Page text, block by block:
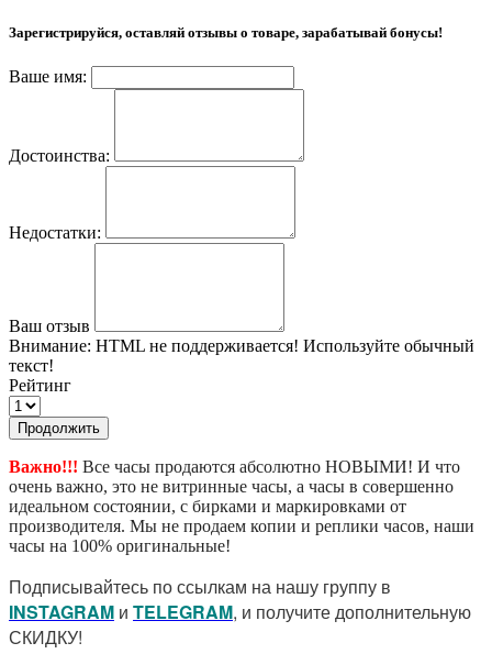
Зарегистрируйся, оставляй отзывы о товаре, зарабатывай бонусы!
Ваше имя:
Достоинства:
Недостатки:
Ваш отзыв
Внимание: HTML не поддерживается! Используйте обычный
текст!
Рейтинг
Продолжить
Важно!!! Все часы продаются абсолютно НОВЫМИ! И что
очень важно, это не витринные часы, а часы в совершенно
идеальном состоянии, с бирками и маркировками от
производителя. Мы не продаем копии и реплики часов, наши
часы на 100% оригинальные!
Подписывайтесь по ссылкам на нашу группу в
INSTAGRAM и TELEGRAM, и получите дополнительную
СКИДКУ!